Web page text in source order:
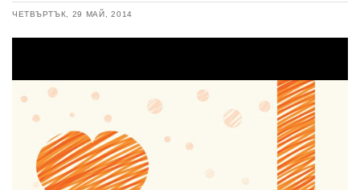
ЧЕТВЪРТЪК, 29 МАЙ, 2014